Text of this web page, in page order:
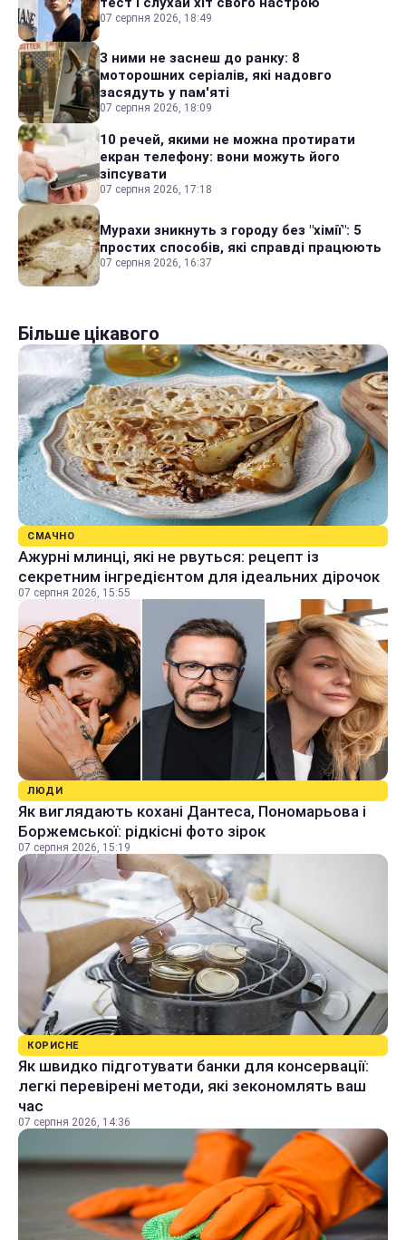
07 серпня 2026, 18:49
З ними не заснеш до ранку: 8
моторошних серіалів, які надовго
засядуть у пам'яті
07 серпня 2026, 18:09
10 речей, якими не можна протирати
екран телефону: вони можуть його
зіпсувати
07 серпня 2026, 17:18
Мурахи зникнуть з городу без "хімії": 5
простих способів, які справді працюють
07 серпня 2026, 16:37
Більше цікавого
СМАЧНО
Ажурні млинці, які не рвуться: рецепт із
секретним інгредієнтом для ідеальних дірочок
07 серпня 2026, 15:55
ЛЮДИ
Як виглядають кохані Дантеса, Пономарьова і
Боржемської: рідкісні фото зірок
07 серпня 2026, 15:19
КОРИСНЕ
Як швидко підготувати банки для консервації:
легкі перевірені методи, які зекономлять ваш
час
07 серпня 2026, 14:36